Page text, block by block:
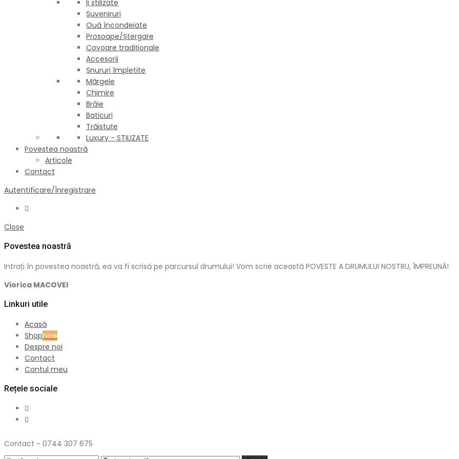
Ii stilizate
Suveniruri
Ouă încondeiate
Prosoape/Ștergare
Covoare tradiționale
Accesorii
Șnururi împletite
Mărgele
Chimire
Brâie
Baticuri
Trăistuțe
Luxury - STILIZATE
Povestea noastră
Articole
Contact
Autentificare/Înregistrare
Close
Povestea noastră
Intrați în povestea noastră, ea va fi scrisă pe parcursul drumului! Vom scrie această POVESTE A DRUMULUI NOSTRU, ÎMPREUNĂ!
Viorica MACOVEI
Linkuri utile
Acasă
Shopnew
Despre noi
Contact
Contul meu
Rețele sociale
Contact - 0744 307 675